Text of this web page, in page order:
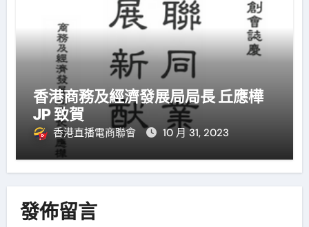
香港商務及經濟發展局局長 丘應樺
JP 致賀
香港直播電商聯會 10 月 31, 2023
發佈留言